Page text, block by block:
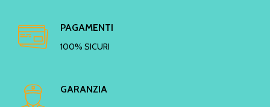
PAGAMENTI
100% SICURI
GARANZIA